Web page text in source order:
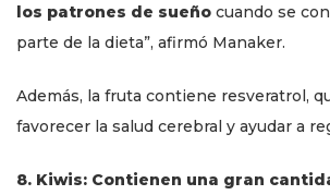
los patrones de sueño cuando se
parte de la dieta”, afirmó Manaker.
Además, la fruta contiene resveratrol,
favorecer la salud cerebral y ayudar a
8. Kiwis: Contienen una gran